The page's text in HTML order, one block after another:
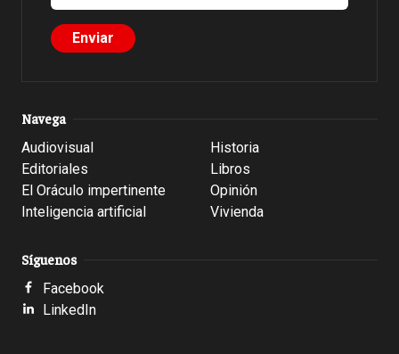
Navega
Audiovisual
Editoriales
El Oráculo impertinente
Inteligencia artificial
Historia
Libros
Opinión
Vivienda
Síguenos
Facebook
LinkedIn